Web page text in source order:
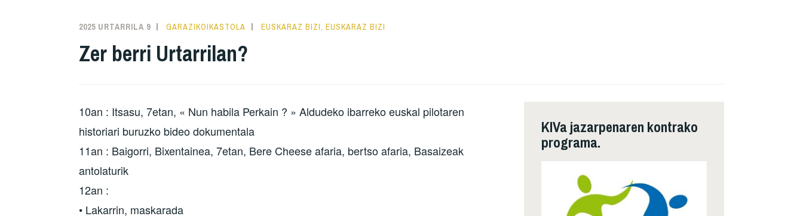
2025 URTARRILA 9 GARAZIKOIKASTOLA EUSKARAZ BIZI, EUSKARAZ BIZI
Zer berri Urtarrilan?
10an : Itsasu, 7etan, « Nun habila Perkain ? » Aldudeko ibarreko euskal pilotaren
historiari buruzko bideo dokumentala
11an : Baigorri, Bixentainea, 7etan, Bere Cheese afaria, bertso afaria, Basaizeak
antolaturik
12an :
• Lakarrin, maskarada
KIVa jazarpenaren kontrako
programa.